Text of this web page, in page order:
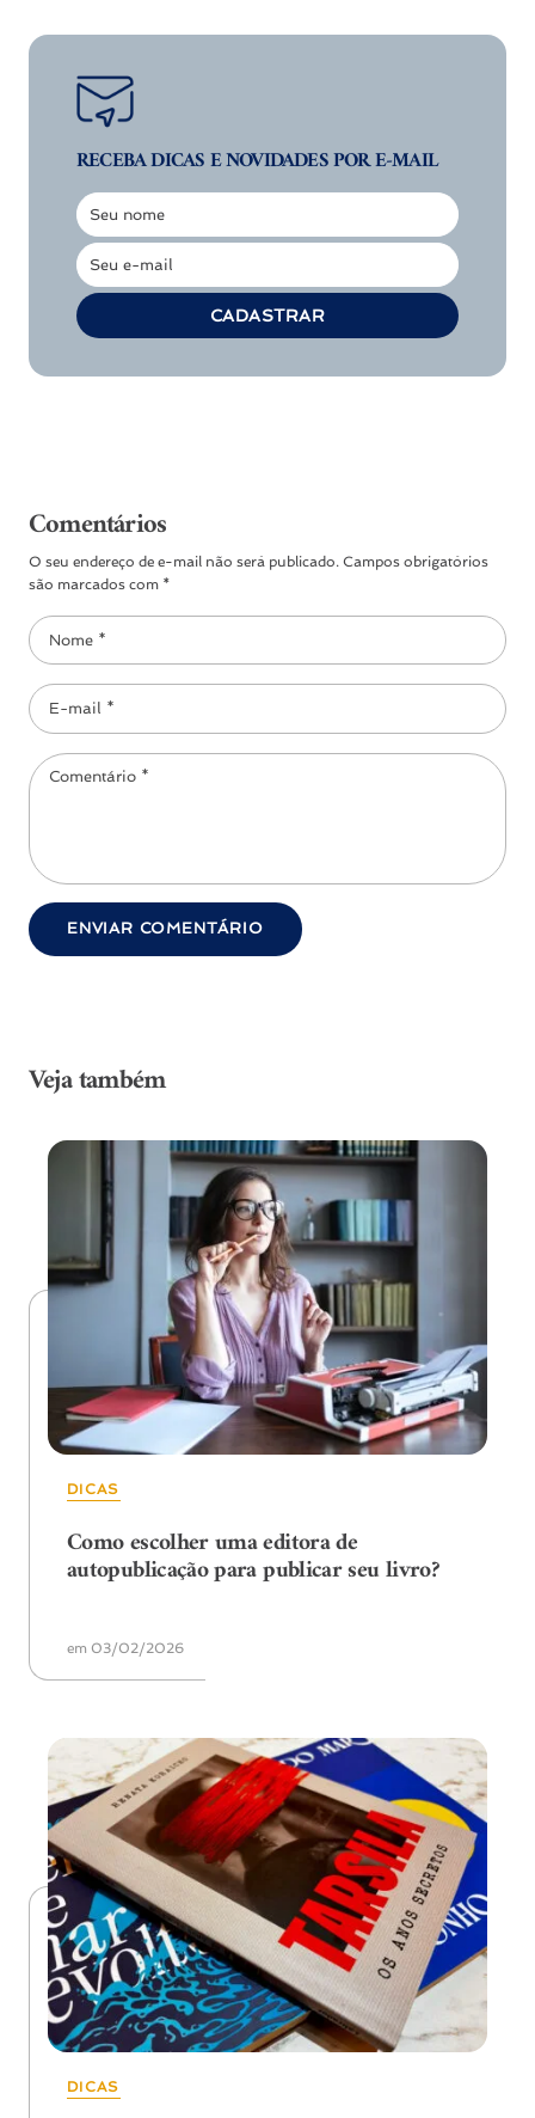
RECEBA DICAS ENOVIDADES POR E-MAIL
Nome
Seu nome
E-
mail
Seu e-mail
CADASTRAR
Comentários
O seu endereço de e-mail não será publicado. Campos obrigatórios
são marcados com *
Veja também
DICAS
Como escolher uma editora de
autopublicação para publicar seu livro?
em 03/02/2026
DICAS